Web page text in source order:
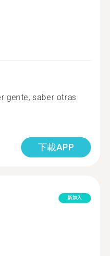
gente, saber otras
下載APP
新加入